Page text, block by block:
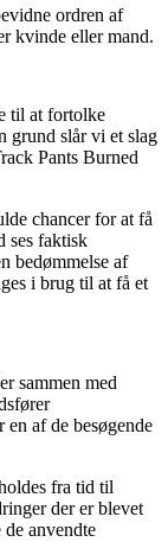
ordren af
kvinde eller mand.
til at fortolke
grund slår vi et slag
Pants Burned
chancer for at få
ses faktisk
bedømmelse af
i brug til at få et
sammen med
af de besøgende
fra tid til
der er blevet
de anvendte